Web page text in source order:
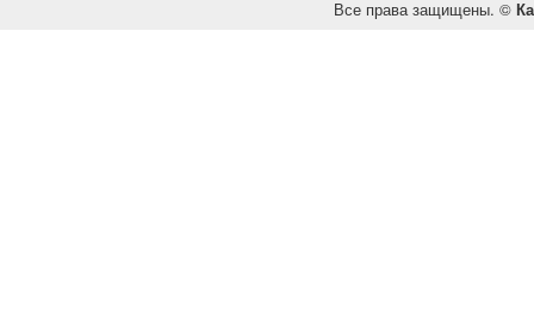
Все права защищены. ©